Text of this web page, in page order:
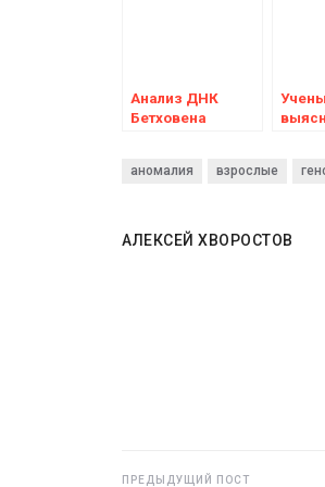
Анализ ДНК
Бетховена
музыкальных
аномалия взрослые
АЛЕКСЕЙ ХВОРОСТОВ
ПРЕДЫДУЩИЙ ПОСТ